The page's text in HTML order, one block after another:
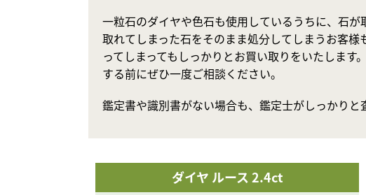
一粒石のダイヤや色石も使用しているうちに、石
取れてしまった石をそのまま処分してしまうお客
ってしまってもしっかりとお買い取りをいたしま
する前にぜひ一度ご相談ください。
鑑定書や識別書がない場合も、鑑定士がしっかりと
ダイヤ ルース 2.4ct